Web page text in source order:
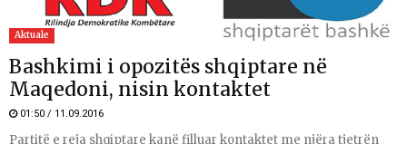
Aktuale
Bashkimi i opozitës shqiptare në
Maqedoni, nisin kontaktet
01:50 / 11.09.2016
Partitë e reja shqiptare kanë filluar kontaktet me njëra tjetrën